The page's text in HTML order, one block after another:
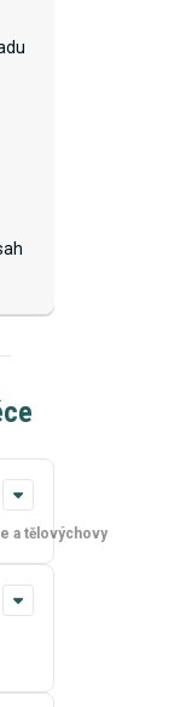
a tělovýchovy